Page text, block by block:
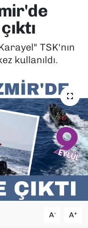
TSK'nın
kullanıldı.
A- A+